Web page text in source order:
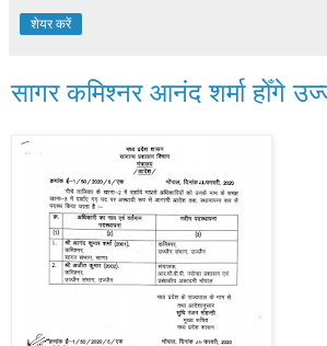
शेयर करें
सागर कमिश्नर आनंद शर्मा होँगे